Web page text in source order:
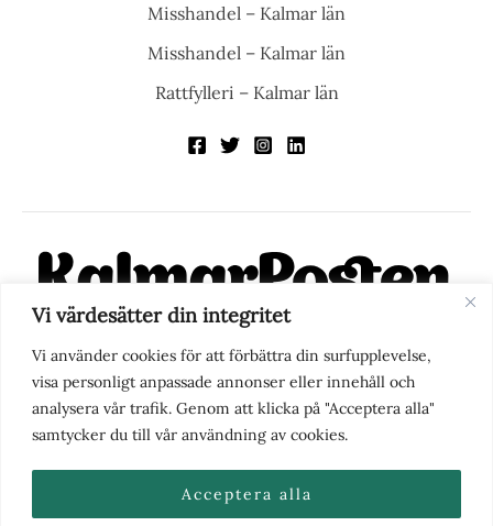
Vi värdesätter din integritet
Vi använder cookies för att förbättra din surfupplevelse,
visa personligt anpassade annonser eller innehåll och
analysera vår trafik. Genom att klicka på "Acceptera alla"
samtycker du till vår användning av cookies.
Acceptera alla
Misshandel – Kalmar län
Misshandel – Kalmar län
Rattfylleri – Kalmar län
KalmarPosten är en modern lokalnyhetstidning på nätet. Med
fokus på Kalmarregionen, men också med blick för det större
perspektivet, vill vi vara din självklara kanal för nyheter,
berättelser och engagemang. KalmarPosten grundades 1988 och
fick nya ägare 2025.